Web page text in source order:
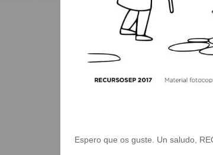
Espero que os guste. Un saludo,